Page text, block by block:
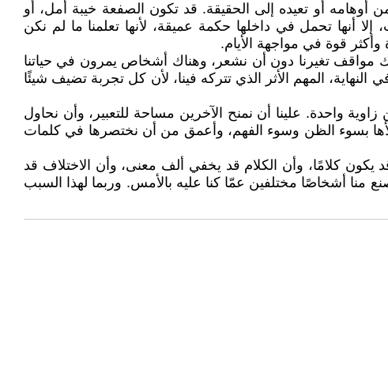
أو تعيده إلى الحقيقة. قد تكون الصفعة خيبة أمل، أو
تحمل في داخلها حكمة عميقة، لأنها تعلمنا ما لم نكن
قوة في مواجهة الأيام.
مواقف تغيرنا دون أن نشعر، وهناك أشخاص يمرون في حياتنا
المهم الأثر الذي تتركه فينا، لأن كل تجربة تضيف شيئًا
واحدة. علينا أن نمنح الآخرين مساحة للتعبير، وأن نحاول
بسوء الظن وسوء الفهم، وأعمق من أن نختصرها في كلمات
يكون كلامًا، وأن الكلام قد يخفي ألف معنى، وأن الاختلاف قد
منا أشخاصًا مختلفين عمّا كنا عليه بالأمس. وربما لهذا السبب